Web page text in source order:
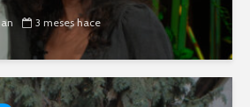
3 meses hace